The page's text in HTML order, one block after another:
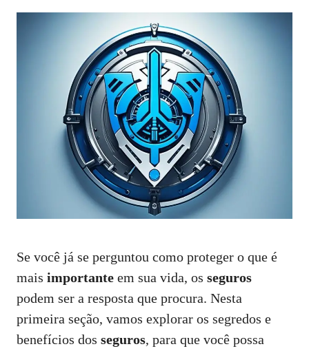
Se você já se perguntou como proteger o que é
mais importante em sua vida, os seguros
podem ser a resposta que procura. Nesta
primeira seção, vamos explorar os segredos e
benefícios dos seguros, para que você possa